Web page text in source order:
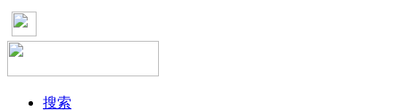
搜索